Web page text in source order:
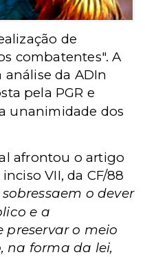
de
combatentes". A
da ADIn
pela PGR e
unanimidade dos
afrontou o artigo
VII, da CF/88
o dever
e a
preservar o meio
na forma da lei,